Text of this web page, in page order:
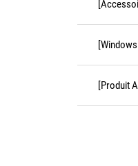
[Produit